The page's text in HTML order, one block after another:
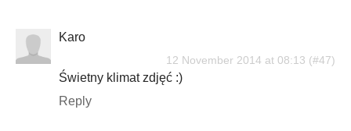
Karo
12 November 2014 at 08:13
Świetny klimat zdjęć :)
Reply